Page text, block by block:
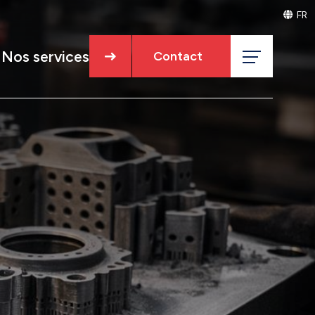
Nos services
Ingénierie
Contact
FR